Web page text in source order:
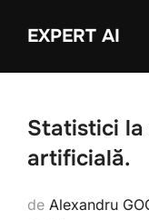
EXPERT AI
Statistici
artificială.
de Alexandru